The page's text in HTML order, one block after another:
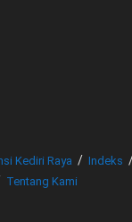
Kediri Raya Indeks
Tentang Kami